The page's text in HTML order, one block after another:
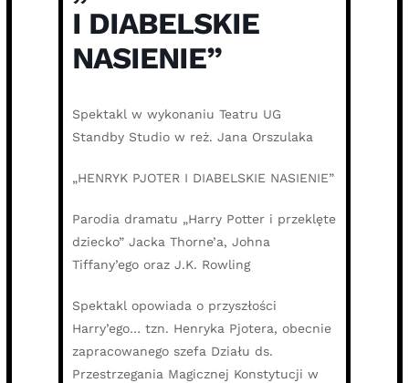
I DIABELSKIE
NASIENIE”
Spektakl w wykonaniu Teatru UG
Standby Studio w reż. Jana Orszulaka
„HENRYK PJOTER I DIABELSKIE NASIENIE”
Parodia dramatu „Harry Potter i przeklęte
dziecko” Jacka Thorne’a, Johna
Tiffany’ego oraz J.K. Rowling
Spektakl opowiada o przyszłości
Harry’ego… tzn. Henryka Pjotera, obecnie
zapracowanego szefa Działu ds.
Przestrzegania Magicznej Konstytucji w